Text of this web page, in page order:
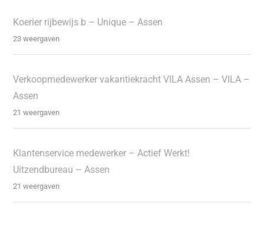
Koerier rijbewijs b – Unique – Assen
23 weergaven
Verkoopmedewerker vakantiekracht VILA Assen – VILA –
Assen
21 weergaven
Klantenservice medewerker – Actief Werkt!
Uitzendbureau – Assen
21 weergaven